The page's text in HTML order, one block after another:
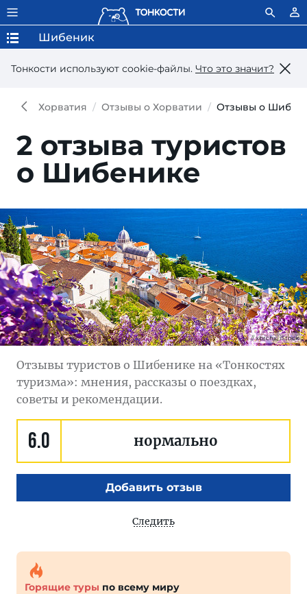
Тонкости используют сookie-файлы. Что это значит?
Шибеник
Хорватия Отзывы о Хорватии Отзывы о
2 отзыва туристов
о Шибенике
xbrchx, iStock
Отзывы туристов о Шибенике на «Тонкостях
туризма»: мнения, рассказы о поездках,
советы и рекомендации.
6.0 нормально
Добавить отзыв
Следить
Горящие туры по всему миру